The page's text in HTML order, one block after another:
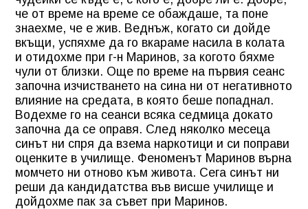
че от време на време се обаждаше, та поне
знаехме, че е жив. Веднъж, когато си дойде
вкъщи, успяхме да го вкараме насила в колата
и отидохме при г-н Маринов, за когото бяхме
чули от близки. Още по време на първия сеанс
започна изчистването на сина ни от негативното
влияние на средата, в която беше попаднал.
Водехме го на сеанси всяка седмица докато
започна да се оправя. След няколко месеца
синът ни спря да взема наркотици и си поправи
оценките в училище. Феноменът Маринов върна
момчето ни отново към живота. Сега синът ни
реши да кандидатства във висше училище и
дойдохме пак за съвет при Маринов.